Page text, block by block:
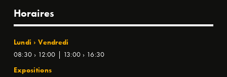
Horaires
Lundi › Vendredi
08:30 › 12:00 | 13:00 › 16:30
Expositions